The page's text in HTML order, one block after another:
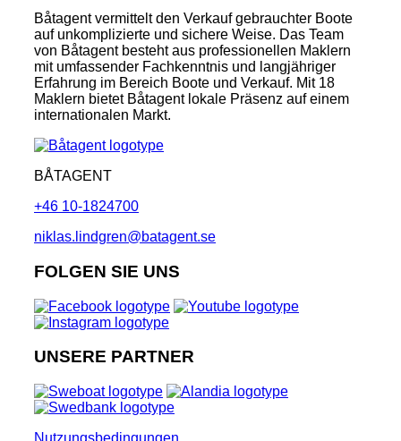
Båtagent vermittelt den Verkauf gebrauchter Boote
auf unkomplizierte und sichere Weise. Das Team
von Båtagent besteht aus professionellen Maklern
mit umfassender Fachkenntnis und langjähriger
Erfahrung im Bereich Boote und Verkauf. Mit 18
Maklern bietet Båtagent lokale Präsenz auf einem
internationalen Markt.
BÅTAGENT
+46 10-1824700
niklas.lindgren@batagent.se
FOLGEN SIE UNS
UNSERE PARTNER